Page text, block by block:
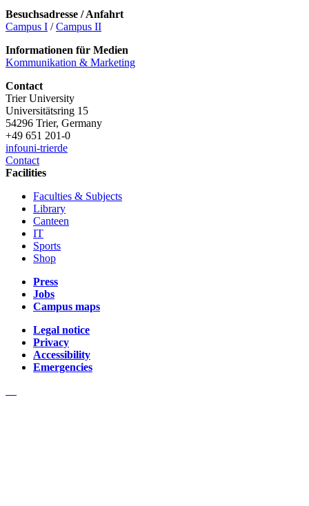
Besuchsadresse / Anfahrt
Campus I /Campus II
Informationen für Medien
Kommunikation & Marketing
Contact
Trier University
Universitätsring 15
54296 Trier, Germany
+49 651 201-0
infouni-trierde
Contact
Facilities
Faculties & Subjects
Library
Canteen
IT
Sports
Shop
Press
Jobs
Campus maps
Legal notice
Privacy
Accessibility
Emergencies